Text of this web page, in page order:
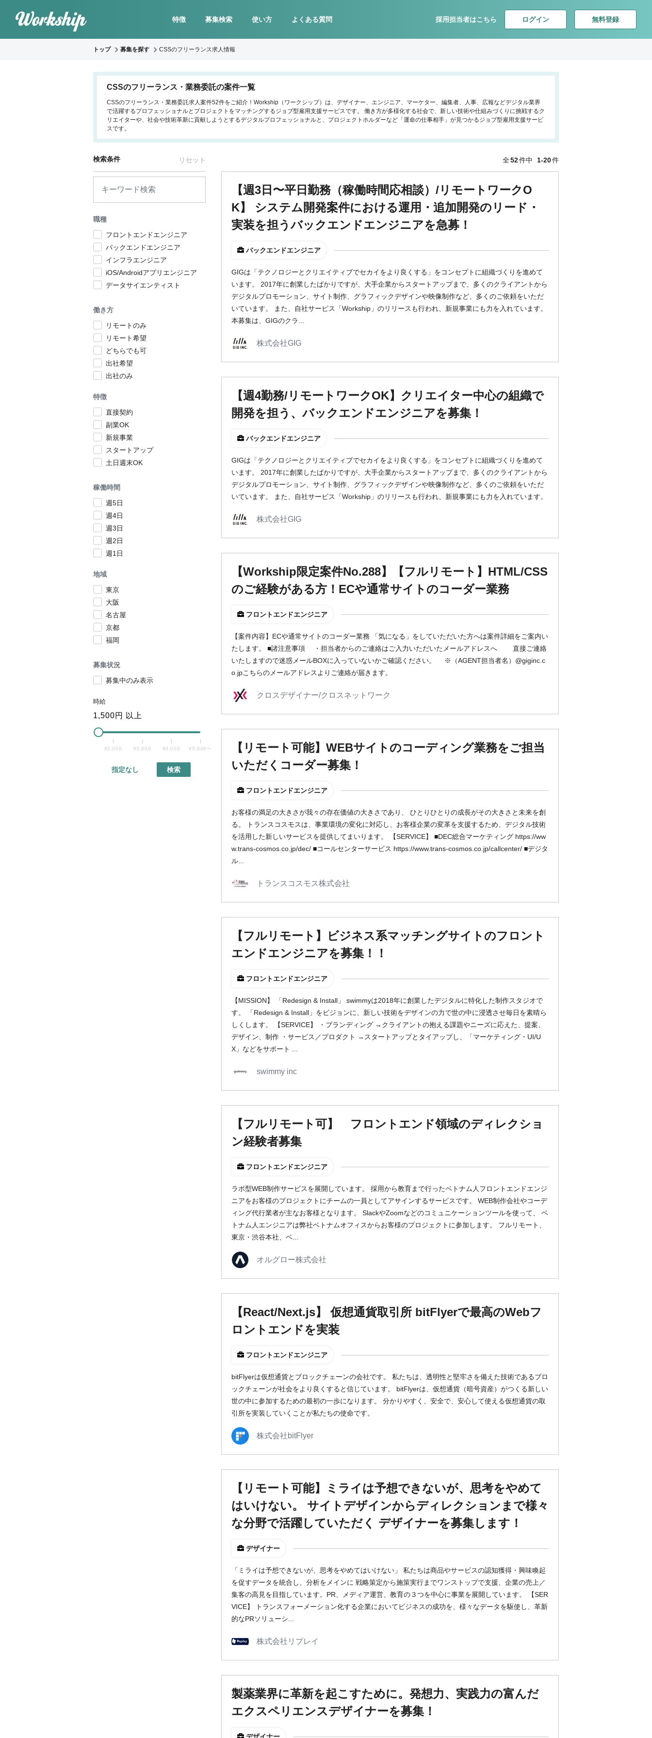
特徴 募集検索 使い方 よくある質問 採用担当者はこちら ログイン 無料登録
トップ 募集を探す CSSのフリーランス求人情報
CSSのフリーランス・業務委託の案件一覧
CSSのフリーランス・業務委託求人案件52件をご紹介！Workship（ワークシップ）は、デザイナー、エンジニア、マーケター、編集者、人事、広報などデジタル業界
で活躍するプロフェッショナルとプロジェクトをマッチングするジョブ型雇用支援サービスです。 働き方が多様化する社会で、新しい技術や仕組みづくりに挑戦するク
リエイターや、社会や技術革新に貢献しようとするデジタルプロフェッショナルと、プロジェクトホルダーなど「運命の仕事相手」が見つかるジョブ型雇用支援サービ
スです。
検索条件 リセット
職種
フロントエンドエンジニア
バックエンドエンジニア
インフラエンジニア
iOS/Androidアプリエンジニア
データサイエンティスト
働き方
リモートのみ
リモート希望
どちらでも可
出社希望
出社のみ
特徴
直接契約
副業OK
新規事業
スタートアップ
土日週末OK
稼働時間
週5日
週4日
週3日
週2日
週1日
地域
東京
大阪
名古屋
京都
福岡
募集状況
募集中のみ表示
時給
1,500円 以上
¥2,000 ¥3,000 ¥4,000 ¥5,000〜
指定なし 検索
全52件中 1-20件
【週3日〜平日勤務（稼働時間応相談）/リモートワークO
K】 システム開発案件における運用・追加開発のリード・
実装を担うバックエンドエンジニアを急募！
バックエンドエンジニア
GIGは「テクノロジーとクリエイティブでセカイをより良くする」をコンセプトに組織づくりを進めて
います。 2017年に創業したばかりですが、大手企業からスタートアップまで、多くのクライアントから
デジタルプロモーション、サイト制作、グラフィックデザインや映像制作など、多くのご依頼をいただ
いています。 また、自社サービス「Workship」のリリースも行われ、新規事業にも力を入れています。
本募集は、GIGのクラ...
株式会社GIG
【週4勤務/リモートワークOK】クリエイター中心の組織で
開発を担う、バックエンドエンジニアを募集！
バックエンドエンジニア
GIGは「テクノロジーとクリエイティブでセカイをより良くする」をコンセプトに組織づくりを進めて
います。 2017年に創業したばかりですが、大手企業からスタートアップまで、多くのクライアントから
デジタルプロモーション、サイト制作、グラフィックデザインや映像制作など、多くのご依頼をいただ
いています。 また、自社サービス「Workship」のリリースも行われ、新規事業にも力を入れています。
株式会社GIG
【Workship限定案件No.288】【フルリモート】HTML/CSS
のご経験がある方！ECや通常サイトのコーダー業務
フロントエンドエンジニア
【案件内容】ECや通常サイトのコーダー業務 「気になる」をしていただいた方へは案件詳細をご案内い
たします。 ■諸注意事項 ・担当者からのご連絡はご入力いただいたメールアドレスへ 直接ご連絡
いたしますので迷惑メールBOXに入っていないかご確認ください。 ※（AGENT担当者名）@giginc.c
o.jpこちらのメールアドレスよりご連絡が届きます。
クロスデザイナー/クロスネットワーク
【リモート可能】WEBサイトのコーディング業務をご担当
いただくコーダー募集！
フロントエンドエンジニア
お客様の満足の大きさが我々の存在価値の大きさであり、 ひとりひとりの成長がその大きさと未来を創
る。 トランスコスモスは、事業環境の変化に対応し、お客様企業の変革を支援するため、デジタル技術
を活用した新しいサービスを提供してまいります。 【SERVICE】 ■DEC総合マーケティング https://ww
w.trans-cosmos.co.jp/dec/ ■コールセンターサービス https://www.trans-cosmos.co.jp/callcenter/ ■デジタ
ル...
トランスコスモス株式会社
【フルリモート】ビジネス系マッチングサイトのフロント
エンドエンジニアを募集！！
フロントエンドエンジニア
【MISSION】 「Redesign & Install」 swimmyは2018年に創業したデジタルに特化した制作スタジオで
す。 「Redesign & Install」をビジョンに、新しい技術をデザインの力で世の中に浸透させ毎日を素晴ら
しくします。 【SERVICE】 ・ブランディング →クライアントの抱える課題やニーズに応えた、提案、
デザイン、制作 ・サービス／プロダクト →スタートアップとタイアップし、「マーケティング・UI/U
X」などをサポート ...
swimmy inc
【フルリモート可】 フロントエンド領域のディレクショ
ン経験者募集
フロントエンドエンジニア
ラボ型WEB制作サービスを展開しています。 採用から教育まで行ったベトナム人フロントエンドエンジ
ニアをお客様のプロジェクトにチームの一員としてアサインするサービスです。 WEB制作会社やコーデ
ィング代行業者が主なお客様となります。 SlackやZoomなどのコミュニケーションツールを使って、 ベ
トナム人エンジニアは弊社ベトナムオフィスからお客様のプロジェクトに参加します。 フルリモート、
東京・渋谷本社、ベ...
オルグロー株式会社
【React/Next.js】 仮想通貨取引所 bitFlyerで最高のWebフ
ロントエンドを実装
フロントエンドエンジニア
bitFlyerは仮想通貨とブロックチェーンの会社です。 私たちは、透明性と堅牢さを備えた技術であるブロ
ックチェーンが社会をより良くすると信じています。 bitFlyerは、仮想通貨（暗号資産）がつくる新しい
世の中に参加するための最初の一歩になります。 分かりやすく、安全で、安心して使える仮想通貨の取
引所を実装していくことが私たちの使命です。
株式会社bitFlyer
【リモート可能】ミライは予想できないが、思考をやめて
はいけない。 サイトデザインからディレクションまで様々
な分野で活躍していただく デザイナーを募集します！
デザイナー
「ミライは予想できないが、思考をやめてはいけない」 私たちは商品やサービスの認知獲得・興味喚起
を促すデータを統合し、分析をメインに 戦略策定から施策実行までワンストップで支援、企業の売上／
集客の高見を目指しています。PR、メディア運営、教育の３つを中心に事業を展開しています。 【SER
VICE】 トランスフォーメーション化する企業においてビジネスの成功を、様々なデータを駆使し、革新
的なPRソリューシ...
株式会社リプレイ
製薬業界に革新を起こすために。発想力、実践力の富んだ
エクスペリエンスデザイナーを募集！